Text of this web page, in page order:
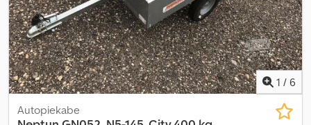
1 / 6
Autopiekabe